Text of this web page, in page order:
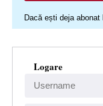
Dacă ești deja
Logare